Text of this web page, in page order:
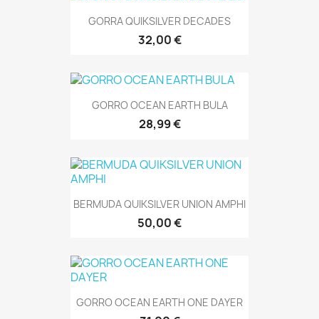
GORRA QUIKSILVER DECADES
32,00 €
GORRO OCEAN EARTH BULA
28,99 €
BERMUDA QUIKSILVER UNION AMPHI
50,00 €
GORRO OCEAN EARTH ONE DAYER